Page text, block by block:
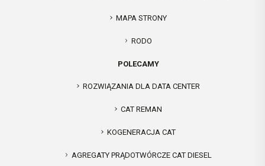
MAPA STRONY
RODO
POLECAMY
ROZWIĄZANIA DLA DATA CENTER
CAT REMAN
KOGENERACJA CAT
AGREGATY PRĄDOTWÓRCZE CAT DIESEL